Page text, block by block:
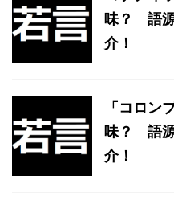
味？ 語
介！
「コロン
味？ 語
介！